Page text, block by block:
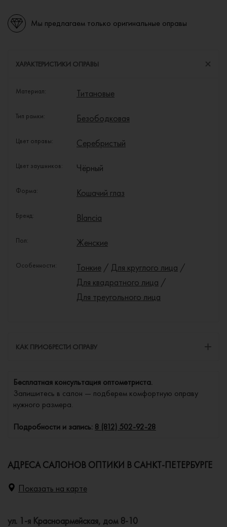
Мы предлагаем только оригинальные оправы
ХАРАКТЕРИСТИКИ ОПРАВЫ
Материал: Титановые
Тип рамки: Безободковая
Цвет оправы: Серебристый
Цвет заушников: Чёрный
Форма: Кошачий глаз
Бренд: Blancia
Пол: Женские
Особенности: Тонкие / Для круглого лица /
Для квадратного лица /
Для треугольного лица
КАК ПРИОБРЕСТИ ОПРАВУ
Бесплатная консультация оптометриста.
Запишитесь в салон — подберем комфортную оправу
нужного размера.
Подробности и запись: 8 (812) 502-92-28
АДРЕСА САЛОНОВ ОПТИКИ В САНКТ-ПЕТЕРБУРГЕ
Показать на карте
ул. 1-я Красноармейская, дом 8-10